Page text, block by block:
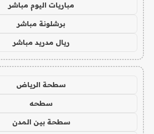
مباريات اليوم مباشر
برشلونة مباشر
ريال مدريد مباشر
سطحة الرياض
سطحه
سطحة بين المدن